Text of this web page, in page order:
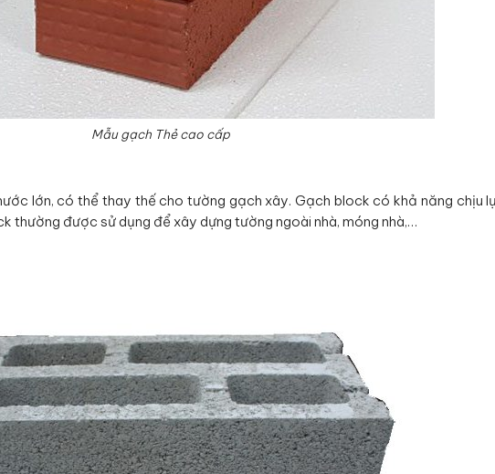
Mẫu gạch Thẻ cao cấp
lớn, có thể thay thế cho tường gạch xây. Gạch block có khả năng chịu
thường được sử dụng để xây dựng tường ngoài nhà, móng nhà,…